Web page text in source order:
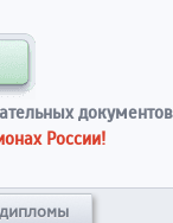
документов
России!